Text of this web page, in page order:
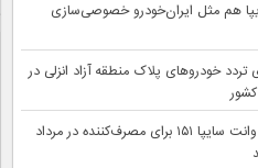
هم مثل ایران‌خودرو خصوصی‌سازی
تردد خودروهای پلاک منطقه آزاد انزلی در
قیمت جدید وانت سایپا ۱۵۱ برای مصرف‌کننده در مرداد